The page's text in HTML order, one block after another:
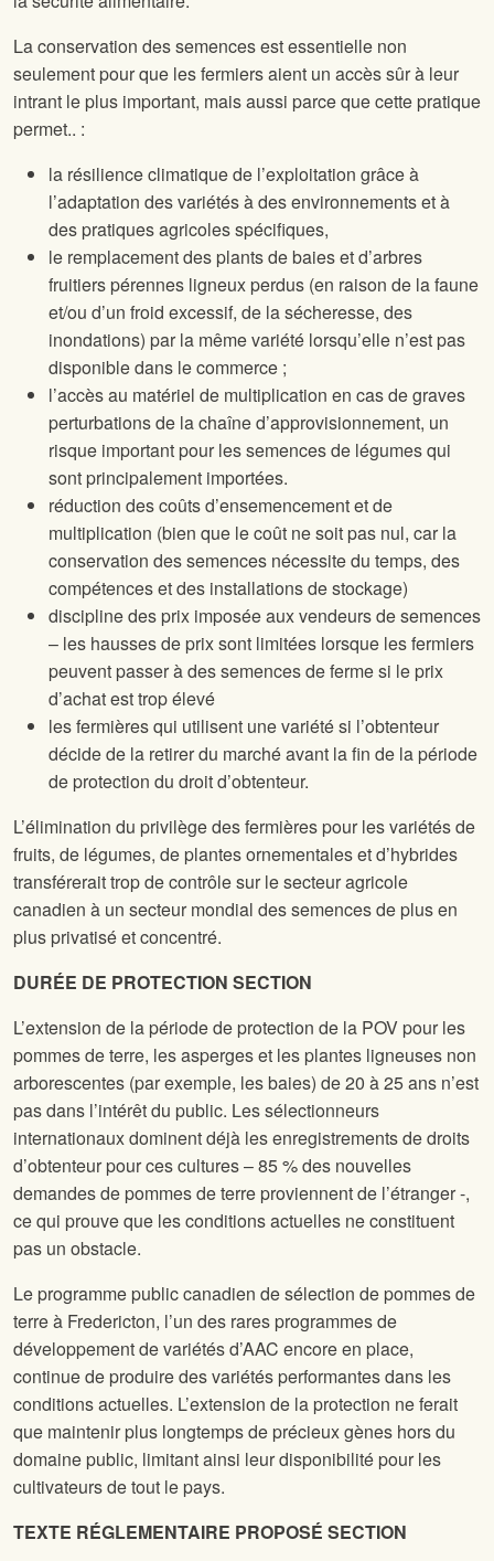
La conservation des semences est essentielle non
seulement pour que les fermiers aient un accès sûr à leur
intrant le plus important, mais aussi parce que cette pratique
permet.. :
la résilience climatique de l’exploitation grâce à
l’adaptation des variétés à des environnements et à
des pratiques agricoles spécifiques,
le remplacement des plants de baies et d’arbres
fruitiers pérennes ligneux perdus (en raison de la faune
et/ou d’un froid excessif, de la sécheresse, des
inondations) par la même variété lorsqu’elle n’est pas
disponible dans le commerce ;
l’accès au matériel de multiplication en cas de graves
perturbations de la chaîne d’approvisionnement, un
risque important pour les semences de légumes qui
sont principalement importées.
réduction des coûts d’ensemencement et de
multiplication (bien que le coût ne soit pas nul, car la
conservation des semences nécessite du temps, des
compétences et des installations de stockage)
discipline des prix imposée aux vendeurs de semences
– les hausses de prix sont limitées lorsque les fermiers
peuvent passer à des semences de ferme si le prix
d’achat est trop élevé
les fermières qui utilisent une variété si l’obtenteur
décide de la retirer du marché avant la fin de la période
de protection du droit d’obtenteur.
L’élimination du privilège des fermières pour les variétés de
fruits, de légumes, de plantes ornementales et d’hybrides
transférerait trop de contrôle sur le secteur agricole
canadien à un secteur mondial des semences de plus en
plus privatisé et concentré.
DURÉE DE PROTECTION SECTION
L’extension de la période de protection de la POV pour les
pommes de terre, les asperges et les plantes ligneuses non
arborescentes (par exemple, les baies) de 20 à 25 ans n’est
pas dans l’intérêt du public. Les sélectionneurs
internationaux dominent déjà les enregistrements de droits
d’obtenteur pour ces cultures – 85 % des nouvelles
demandes de pommes de terre proviennent de l’étranger -,
ce qui prouve que les conditions actuelles ne constituent
pas un obstacle.
Le programme public canadien de sélection de pommes de
terre à Fredericton, l’un des rares programmes de
développement de variétés d’AAC encore en place,
continue de produire des variétés performantes dans les
conditions actuelles. L’extension de la protection ne ferait
que maintenir plus longtemps de précieux gènes hors du
domaine public, limitant ainsi leur disponibilité pour les
cultivateurs de tout le pays.
TEXTE RÉGLEMENTAIRE PROPOSÉ SECTION